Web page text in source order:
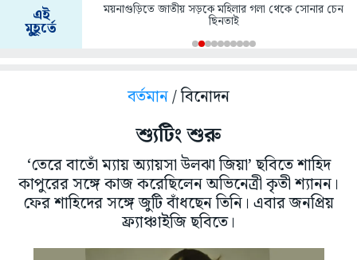
এই
মুহূর্তে
ময়নাগুড়িতে জাতীয় সড়কে মহিলার গলা থেকে সোনার চেন
ছিনতাই
বর্তমান/ বিনোদন
শ্যুটিং শুরু
‘তেরে বাতোঁ ম্যায় অ্যায়সা উলঝা জিয়া’ ছবিতে শাহিদ
কাপুরের সঙ্গে কাজ করেছিলেন অভিনেত্রী কৃতী শ্যানন।
ফের শাহিদের সঙ্গে জুটি বাঁধছেন তিনি। এবার জনপ্রিয়
ফ্র্যাঞ্চাইজি ছবিতে।